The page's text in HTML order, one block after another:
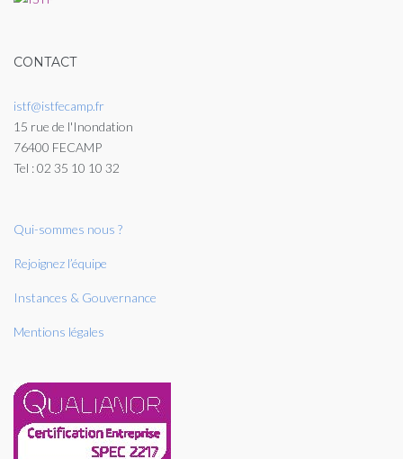
CONTACT
istf@istfecamp.fr
15 rue de l'Inondation
76400 FECAMP
Tel : 02 35 10 10 32
Qui-sommes nous ?
Rejoignez l’équipe
Instances & Gouvernance
Mentions légales